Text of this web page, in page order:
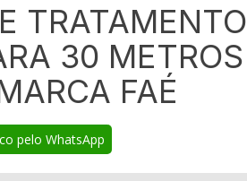
TRATAMENTO
30 METROS
FAÉ
pelo WhatsApp